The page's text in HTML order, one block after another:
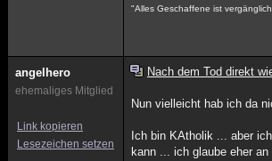
"Alles Geschaffene ist
angelhero
ehemaliges Mitglied
Link kopieren
Lesezeichen setzen
Nach dem Tod direkt
Nun vielleicht hab ich da
Ich bin KAtholik ... aber
kann ... ich glaube eher